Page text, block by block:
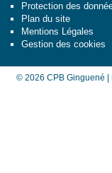
Protection des
Plan du site
Mentions Légales
Gestion des cookies
© 2026 CPB Ginguené |